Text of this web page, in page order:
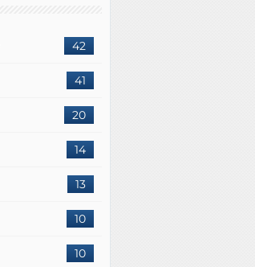
42
41
20
14
13
10
10